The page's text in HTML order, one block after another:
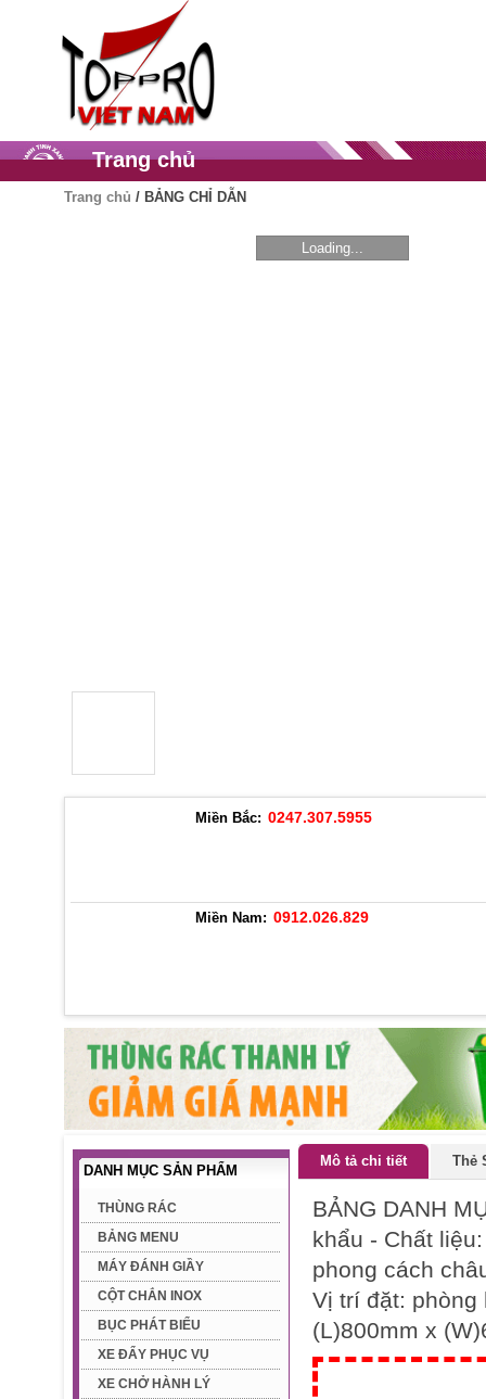
Trang chủ
Trang chủ / BẢNG CHỈ DẪN
Miền Bắc: 0247.307.5955
Miền Nam: 0912.026.829
DANH MỤC SẢN PHẨM
THÙNG RÁC
BẢNG MENU
MÁY ĐÁNH GIẦY
CỘT CHẮN INOX
BỤC PHÁT BIỂU
XE ĐẨY PHỤC VỤ
XE CHỞ HÀNH LÝ
Mô tả chi tiết Thẻ
BẢNG DANH
khẩu - Chất
phong cách
Vị trí đặt: phòng
(L)800mm x